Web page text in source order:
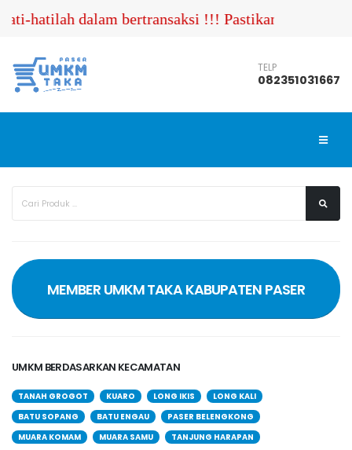
hatilah dalam bertransaksi !!! Pastikan Anda
TELP
082351031667
MEMBER UMKM TAKA KABUPATEN PASER
UMKM BERDASARKAN KECAMATAN
TANAH GROGOT KUARO LONG IKIS
LONG KALI
BATU SOPANG
BATU ENGAU
PASER BELENGKONG
MUARA KOMAM
MUARA SAMU TANJUNG HARAPAN